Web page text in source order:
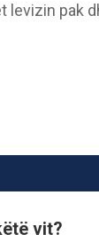
levizin pak
vit?